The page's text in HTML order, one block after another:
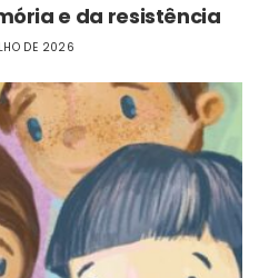
e da resistência
DE 2026